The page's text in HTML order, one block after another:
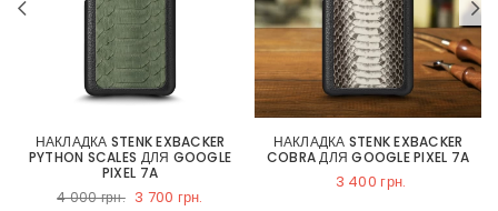
НАКЛАДКА STENK EXBACKER
PYTHON SCALES ДЛЯ GOOGLE
PIXEL 7A
4 000 грн. 3 700 грн.
НАКЛАДКА STENK EXBACKER
COBRA ДЛЯ GOOGLE PIXEL 7A
3 400 грн.